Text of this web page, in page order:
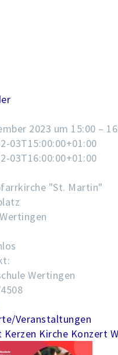
2023 um 15:00 –
03T15:00:00+01:00
03T16:00:00+01:00
"St. Martin"
Wertingen
Veranstaltungen
Kerzen Kirche Konzert